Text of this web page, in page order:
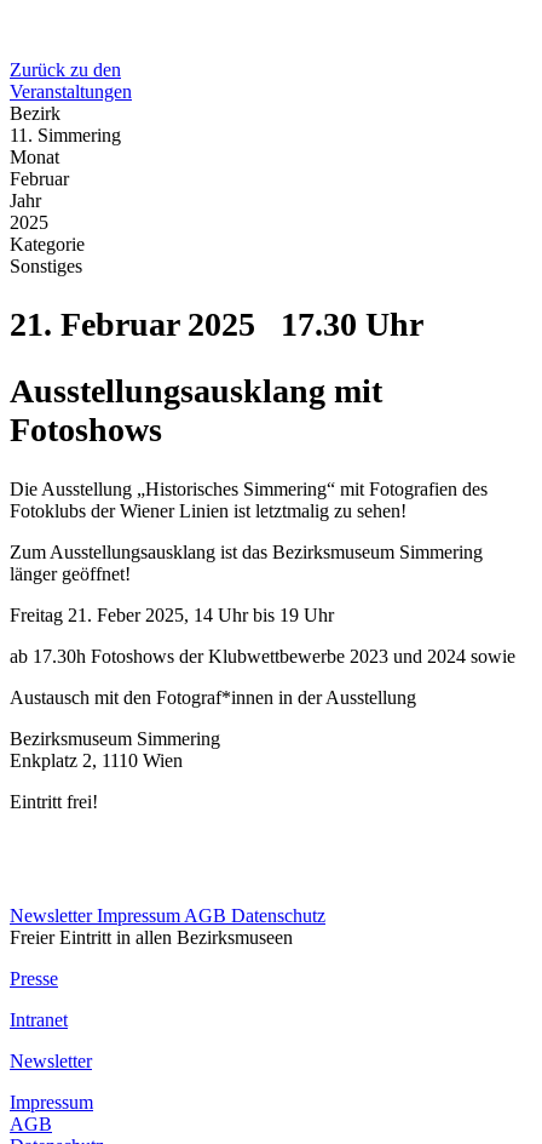
Zurück zu den
Veranstaltungen
Bezirk
11. Simmering
Monat
Februar
Jahr
2025
Kategorie
Sonstiges
21. Februar 2025 17.30 Uhr
Ausstellungsausklang mit
Fotoshows
Die Ausstellung „Historisches Simmering“ mit Fotografien des
Fotoklubs der Wiener Linien ist letztmalig zu sehen!
Zum Ausstellungsausklang ist das Bezirksmuseum Simmering
länger geöffnet!
Freitag 21. Feber 2025, 14 Uhr bis 19 Uhr
ab 17.30h Fotoshows der Klubwettbewerbe 2023 und 2024 sowie
Austausch mit den Fotograf*innen in der Ausstellung
Bezirksmuseum Simmering
Enkplatz 2, 1110 Wien
Eintritt frei!
NewsletterImpressum AGB Datenschutz
Freier Eintritt in allen Bezirksmuseen
Presse
Intranet
Newsletter
Impressum
AGB